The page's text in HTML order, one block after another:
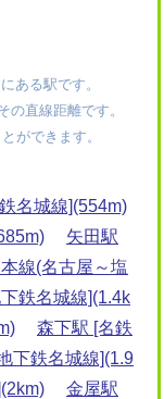
ある駅です。
直線距離です。
ができます。
名城線](554m)
矢田駅
線(名古屋～塩
鉄名城線](1.4k
森下駅 [名鉄
下鉄名城線](1.9
金屋駅